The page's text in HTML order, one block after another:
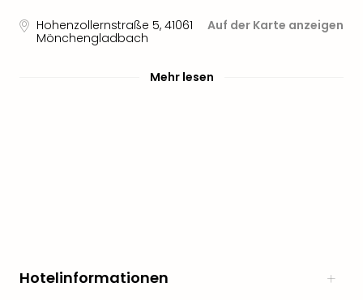
Hohenzollernstraße 5, 41061
Mönchengladbach
Auf der Karte anzeigen
Mehr lesen
Hotelinformationen